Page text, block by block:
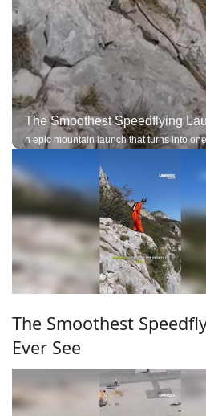
The Smoothest
Ever See